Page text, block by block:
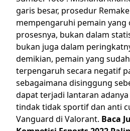
garis besar, prosedur Remake
mempengaruhi pemain yang
prosesnya, bukan dalam
bukan juga dalam
demikian, pemain yang
terpengaruh secara negatif
sebagaimana disinggung
dapat terjadi lantaran
tindak tidak sportif dan anti
Vanguard di Valorant. Baca